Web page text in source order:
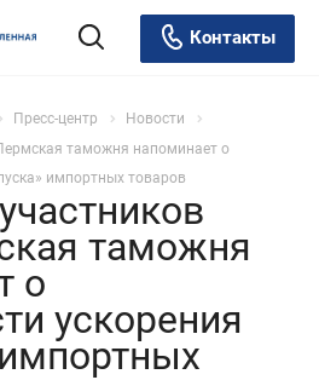
Контакты
Пресс-центр
Новости
таможня напоминает о
импортных товаров
таможня
о
ускорения